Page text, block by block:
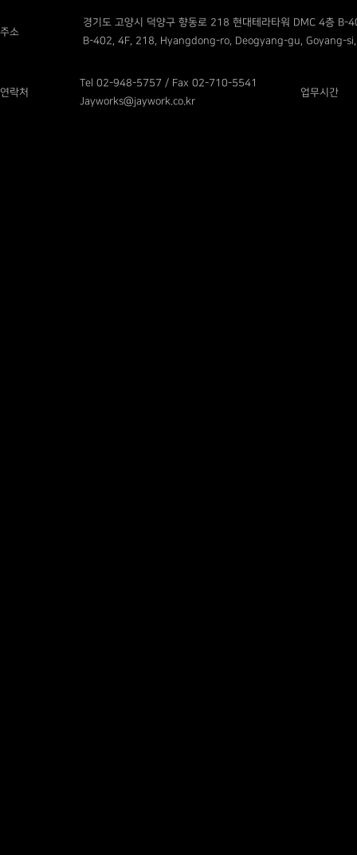
주소
경기도 고양시 덕양구 향동로 218 현대테라타워 DMC 4층 B-
B-402, 4F, 218, Hyangdong-ro, Deogyang-gu, Goyang-
연락처
Tel 02-948-5757 / Fax 02-710-5541
Jayworks@jaywork.co.kr
업무시간